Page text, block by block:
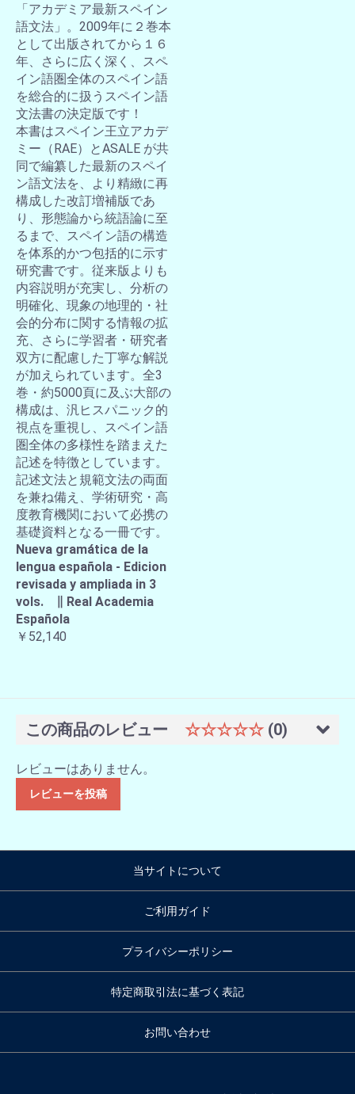
「アカデミア最新スペイン
語文法」。2009年に２巻本
として出版されてから１６
年、さらに広く深く、スペ
イン語圏全体のスペイン語
を総合的に扱うスペイン語
文法書の決定版です！
本書はスペイン王立アカデ
ミー（RAE）とASALE が共
同で編纂した最新のスペイ
ン語文法を、より精緻に再
構成した改訂増補版であ
り、形態論から統語論に至
るまで、スペイン語の構造
を体系的かつ包括的に示す
研究書です。従来版よりも
内容説明が充実し、分析の
明確化、現象の地理的・社
会的分布に関する情報の拡
充、さらに学習者・研究者
双方に配慮した丁寧な解説
が加えられています。全3
巻・約5000頁に及ぶ大部の
構成は、汎ヒスパニック的
視点を重視し、スペイン語
圏全体の多様性を踏まえた
記述を特徴としています。
記述文法と規範文法の両面
を兼ね備え、学術研究・高
度教育機関において必携の
基礎資料となる一冊です。
Nueva gramática de la
lengua española - Edicion
revisada y ampliada in 3
vols. ∥ Real Academia
Española
￥52,140
この商品のレビュー ☆☆☆☆☆ (0)
レビューはありません。
レビューを投稿
当サイトについて
ご利用ガイド
プライバシーポリシー
特定商取引法に基づく表記
お問い合わせ